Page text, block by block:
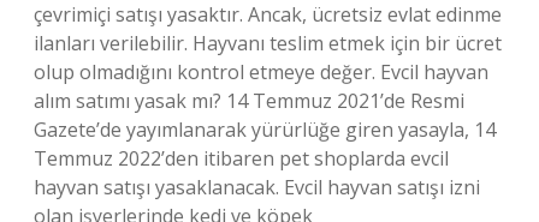
çevrimiçi satışı yasaktır. Ancak, ücretsiz evlat edinme
ilanları verilebilir. Hayvanı teslim etmek için bir ücret
olup olmadığını kontrol etmeye değer. Evcil hayvan
alım satımı yasak mı? 14 Temmuz 2021’de Resmi
Gazete’de yayımlanarak yürürlüğe giren yasayla, 14
Temmuz 2022’den itibaren pet shoplarda evcil
hayvan satışı yasaklanacak. Evcil hayvan satışı izni
olan işyerlerinde kedi ve köpek